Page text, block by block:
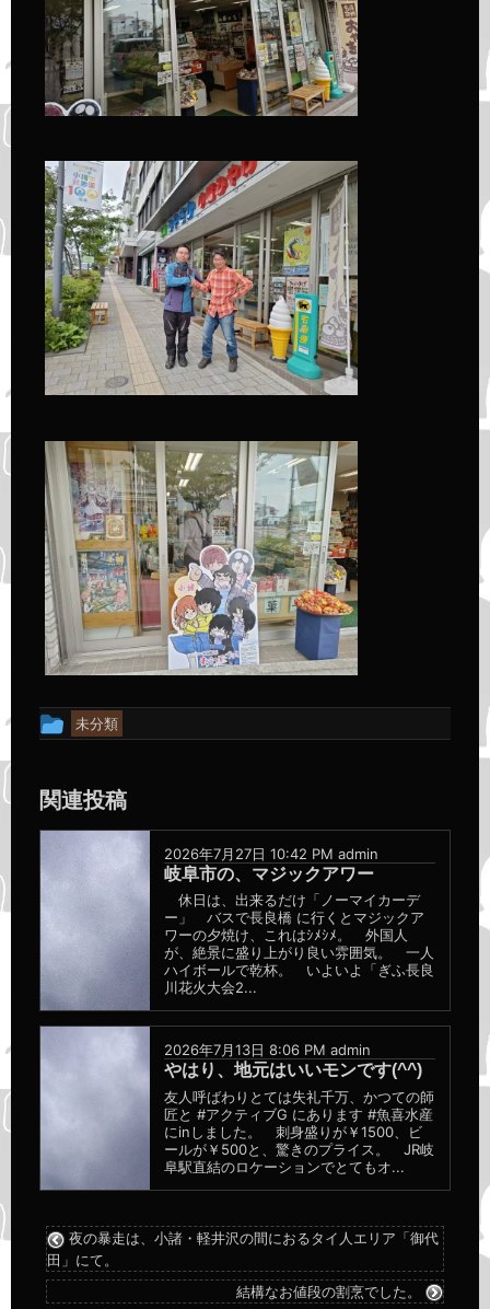
投
ル
未分類
関連投稿
2026年7月27日 10:42 PM admin
岐阜市の、マジックアワー
休日は、出来るだけ「ノーマイカーデ
ー」 バスで長良橋 に行くとマジックア
ワーの夕焼け、これはｼﾒｼﾒ。 外国人
が、絶景に盛り上がり良い雰囲気。 一人
ハイボールで乾杯。 いよいよ「ぎふ長良
川花火大会2...
2026年7月13日 8:06 PM admin
やはり、地元はいいモンです(^^)
友人呼ばわりとては失礼千万、かつての師
匠と #アクティブG にあります #魚喜水産
にinしました。 刺身盛りが￥1500、ビ
ールが￥500と、驚きのプライス。 JR岐
阜駅直結のロケーションでとてもオ...
夜の暴走は、小諸・軽井沢の間におるタイ人エリア「御代
田」にて。
結構なお値段の割烹でした。